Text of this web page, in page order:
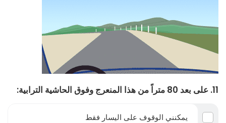
11. على بعد 80 متراً من هذا المنعرج وفوق الحاشية الترابية:
يمكنني الوقوف على اليسار فقط